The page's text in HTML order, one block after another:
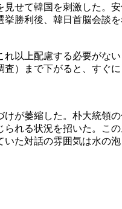
せて韓国を刺激した。
勝利後、韓日首脳会談
以上配慮する必要がな
）まで下がると、すぐ
が萎縮した。朴大統領
れる状況を招いた。こ
た対話の雰囲気は水の泡